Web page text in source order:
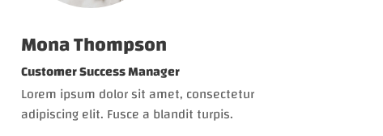
Mona Thompson
Customer Success Manager
Lorem ipsum dolor sit amet, consectetur
adipiscing elit. Fusce a blandit turpis.